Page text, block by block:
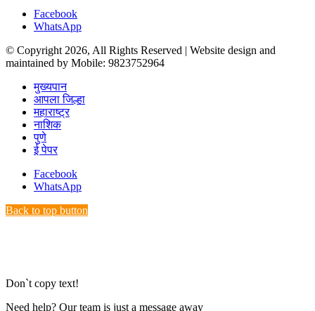
Facebook
WhatsApp
© Copyright 2026, All Rights Reserved | Website design and
maintained by Mobile: 9823752964
मुख्यपान
आपला जिल्हा
महाराष्ट्र
नाशिक
पुणे
ई पेपर
Facebook
WhatsApp
Back to top button
Don`t copy text!
Need help? Our team is just a message away